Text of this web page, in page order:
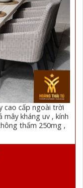
cao cấp ngoài trời
kháng uv , kính
thấm 250mg ,